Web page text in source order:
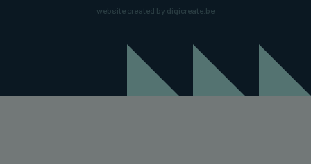
website created by digicreate.be